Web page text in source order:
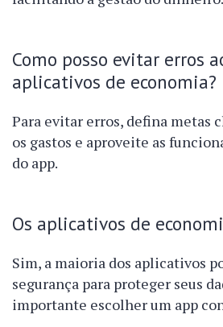
Como posso evitar erros
aplicativos de economia?
Para evitar erros, defina metas
os gastos e aproveite as
do app.
Os aplicativos de
Sim, a maioria dos aplicativos
segurança para proteger seus
importante escolher um app